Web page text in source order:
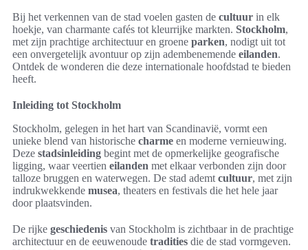
Bij het verkennen van de stad voelen gasten de cultuur in elk
hoekje, van charmante cafés tot kleurrijke markten. Stockholm,
met zijn prachtige architectuur en groene parken, nodigt uit tot
een onvergetelijk avontuur op zijn adembenemende eilanden.
Ontdek de wonderen die deze internationale hoofdstad te bieden
heeft.
Inleiding tot Stockholm
Stockholm, gelegen in het hart van Scandinavië, vormt een
unieke blend van historische charme en moderne vernieuwing.
Deze stadsinleiding begint met de opmerkelijke geografische
ligging, waar veertien eilanden met elkaar verbonden zijn door
talloze bruggen en waterwegen. De stad ademt cultuur, met zijn
indrukwekkende musea, theaters en festivals die het hele jaar
door plaatsvinden.
De rijke geschiedenis van Stockholm is zichtbaar in de prachtige
architectuur en de eeuwenoude tradities die de stad vormgeven.